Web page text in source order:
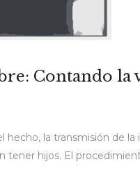
Contando la
la transmisión de
tener hijos. El